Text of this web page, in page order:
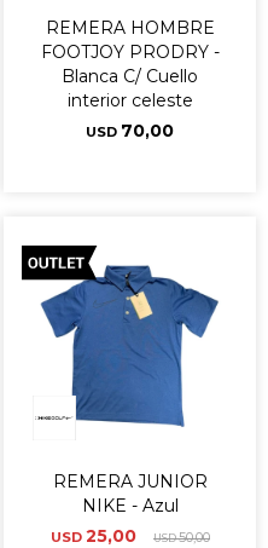
REMERA HOMBRE
FOOTJOY PRODRY -
Blanca C/ Cuello
interior celeste
USD 70,00
REMERA JUNIOR
NIKE - Azul
USD 25,00 USD50,00